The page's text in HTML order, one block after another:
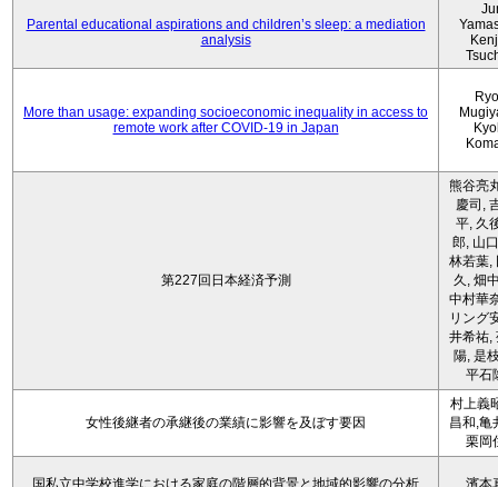
Parental educational aspirations and children’s sleep: a mediation
analysis
More than usage: expanding socioeconomic inequality in access to
remote work after COVID-19 in Japan
第227回日本経済予測
熊谷亮
慶司,
平, 久
郎, 山
林若葉,
久, 畑
中村華
リング
井希祐,
陽, 是
平石
女性後継者の承継後の業績に影響を及ぼす要因
村上義
昌和,亀
栗岡
国私立中学校進学における家庭の階層的背景と地域的影響の分析 濱本